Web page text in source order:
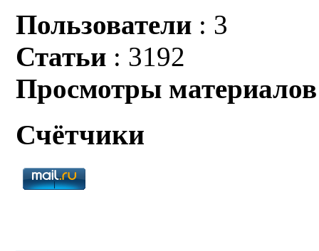
Пользователи : 3
Статьи : 3192
Просмотры материалов
Счётчики